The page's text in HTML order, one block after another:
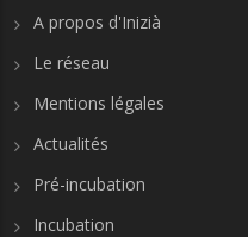
A propos d'Inizià
Le réseau
Mentions légales
Actualités
Pré-incubation
Incubation